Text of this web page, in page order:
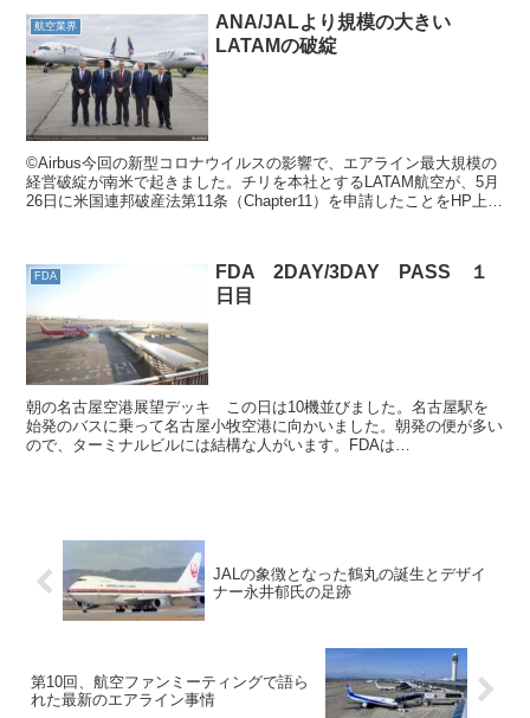
航空業界
ANA/JALより規模の大きい
LATAMの破綻
©Airbus今回の新型コロナウイルスの影響で、エアライン最大規模の
経営破綻が南米で起きました。チリを本社とするLATAM航空が、5月
26日に米国連邦破産法第11条（Chapter11）を申請したことをHP上で
FDA
FDA 2DAY/3DAY PASS １
日目
朝の名古屋空港展望デッキ この日は10機並びました。名古屋駅を
始発のバスに乗って名古屋小牧空港に向かいました。朝発の便が多い
ので、ターミナルビルには結構な人がいます。FDAは
JALの象徴となった鶴丸の誕生とデザイ
ナー永井郁氏の足跡
第10回、航空ファンミーティングで語ら
れた最新のエアライン事情